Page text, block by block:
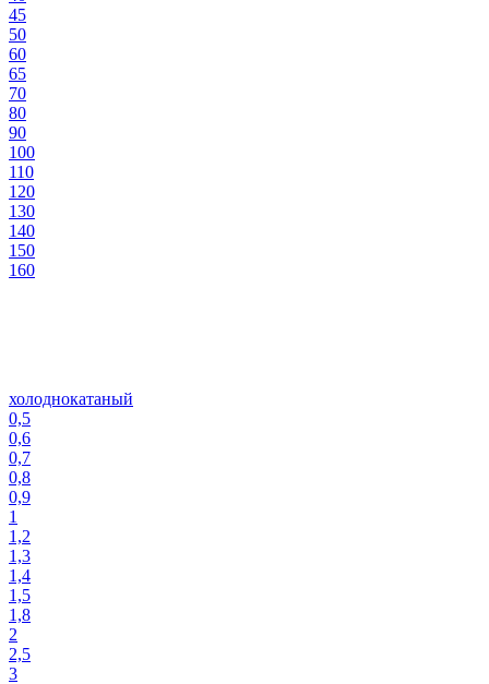
45
50
60
65
70
80
90
100
110
120
130
140
150
160
холоднокатаный
0,5
0,6
0,7
0,8
0,9
1
1,2
1,3
1,4
1,5
1,8
2
2,5
3